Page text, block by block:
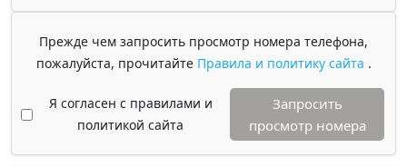
Прежде чем запросить просмотр номера телефона,
пожалуйста, прочитайте Правила и политику сайта .
Я согласен с правилами и
политикой сайта
Запросить
просмотр номера